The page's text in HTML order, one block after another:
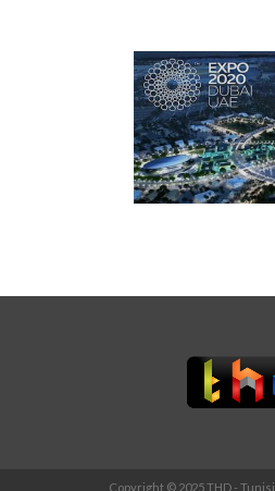
Copyright © 2025 THD -